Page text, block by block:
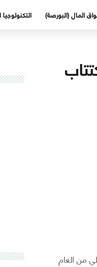
المال (البورصة) التكنولوجيا
من العام